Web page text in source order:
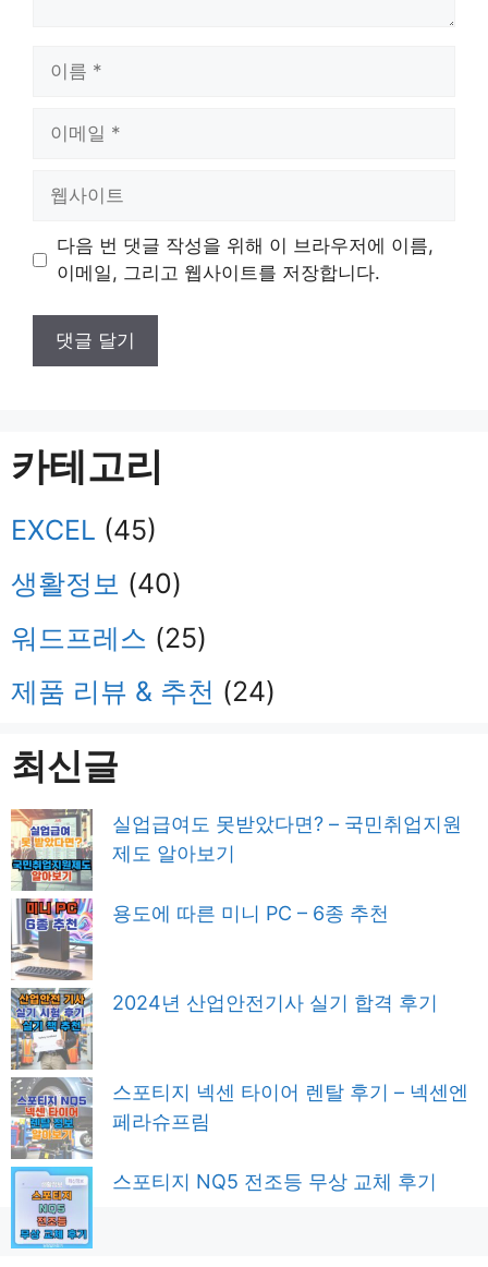
트
다음 번 댓글 작성을 위해 이 브라우저에 이름,
이메일, 그리고 웹사이트를 저장합니다.
카테고리
EXCEL (45)
생활정보 (40)
워드프레스 (25)
제품 리뷰 & 추천 (24)
최신글
실업급여도 못받았다면? – 국민취업지원
제도 알아보기
용도에 따른 미니 PC – 6종 추천
2024년 산업안전기사 실기 합격 후기
스포티지 넥센 타이어 렌탈 후기 – 넥센엔
페라슈프림
스포티지 NQ5 전조등 무상 교체 후기